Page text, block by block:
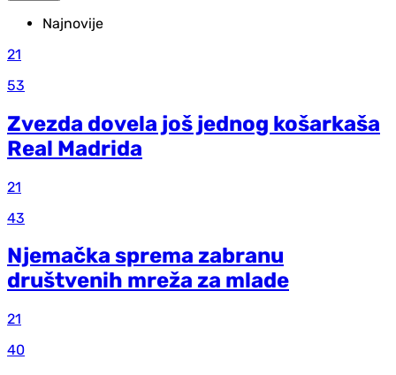
Najnovije
21
53
Zvezda dovela još jednog košarkaša
Real Madrida
21
43
Njemačka sprema zabranu
društvenih mreža za mlade
21
40